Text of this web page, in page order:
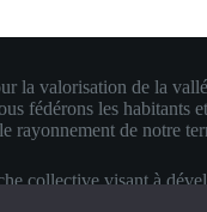
la valorisation de la
fédérons les habitants
rayonnement de notre
collective visant à